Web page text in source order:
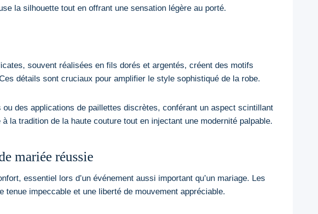
la silhouette tout en offrant une sensation légère au porté.
souvent réalisées en fils dorés et argentés, créent des motifs
détails sont cruciaux pour amplifier le style sophistiqué de la robe.
des applications de paillettes discrètes, conférant un aspect scintillant
la tradition de la haute couture tout en injectant une modernité palpable.
mariée réussie
essentiel lors d’un événement aussi important qu’un mariage. Les
impeccable et une liberté de mouvement appréciable.